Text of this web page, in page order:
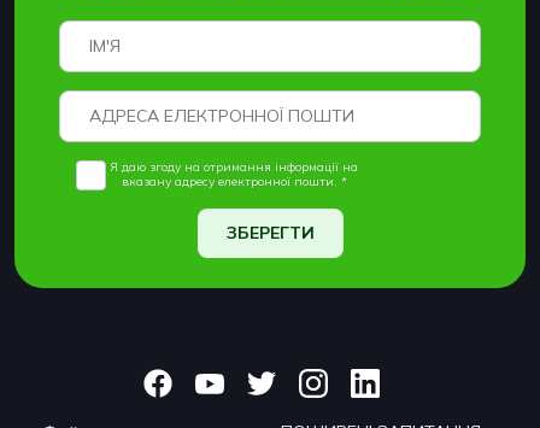
Я даю згоду на отримання інформації на
вказану адресу електронної пошти. *
ЗБЕРЕГТИ